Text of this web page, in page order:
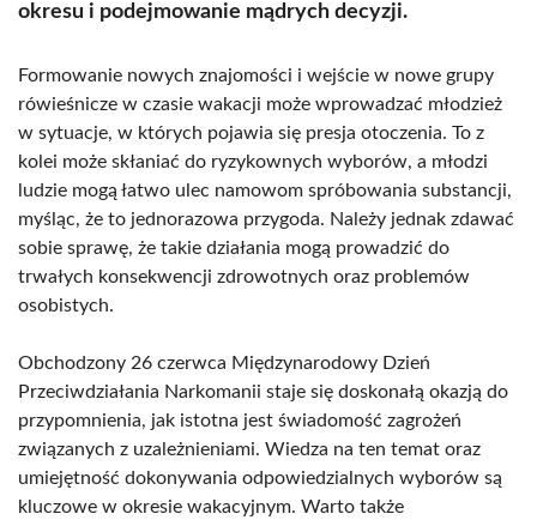
okresu i podejmowanie mądrych decyzji.
Formowanie nowych znajomości i wejście w nowe grupy
rówieśnicze w czasie wakacji może wprowadzać młodzież
w sytuacje, w których pojawia się presja otoczenia. To z
kolei może skłaniać do ryzykownych wyborów, a młodzi
ludzie mogą łatwo ulec namowom spróbowania substancji,
myśląc, że to jednorazowa przygoda. Należy jednak zdawać
sobie sprawę, że takie działania mogą prowadzić do
trwałych konsekwencji zdrowotnych oraz problemów
osobistych.
Obchodzony 26 czerwca Międzynarodowy Dzień
Przeciwdziałania Narkomanii staje się doskonałą okazją do
przypomnienia, jak istotna jest świadomość zagrożeń
związanych z uzależnieniami. Wiedza na ten temat oraz
umiejętność dokonywania odpowiedzialnych wyborów są
kluczowe w okresie wakacyjnym. Warto także